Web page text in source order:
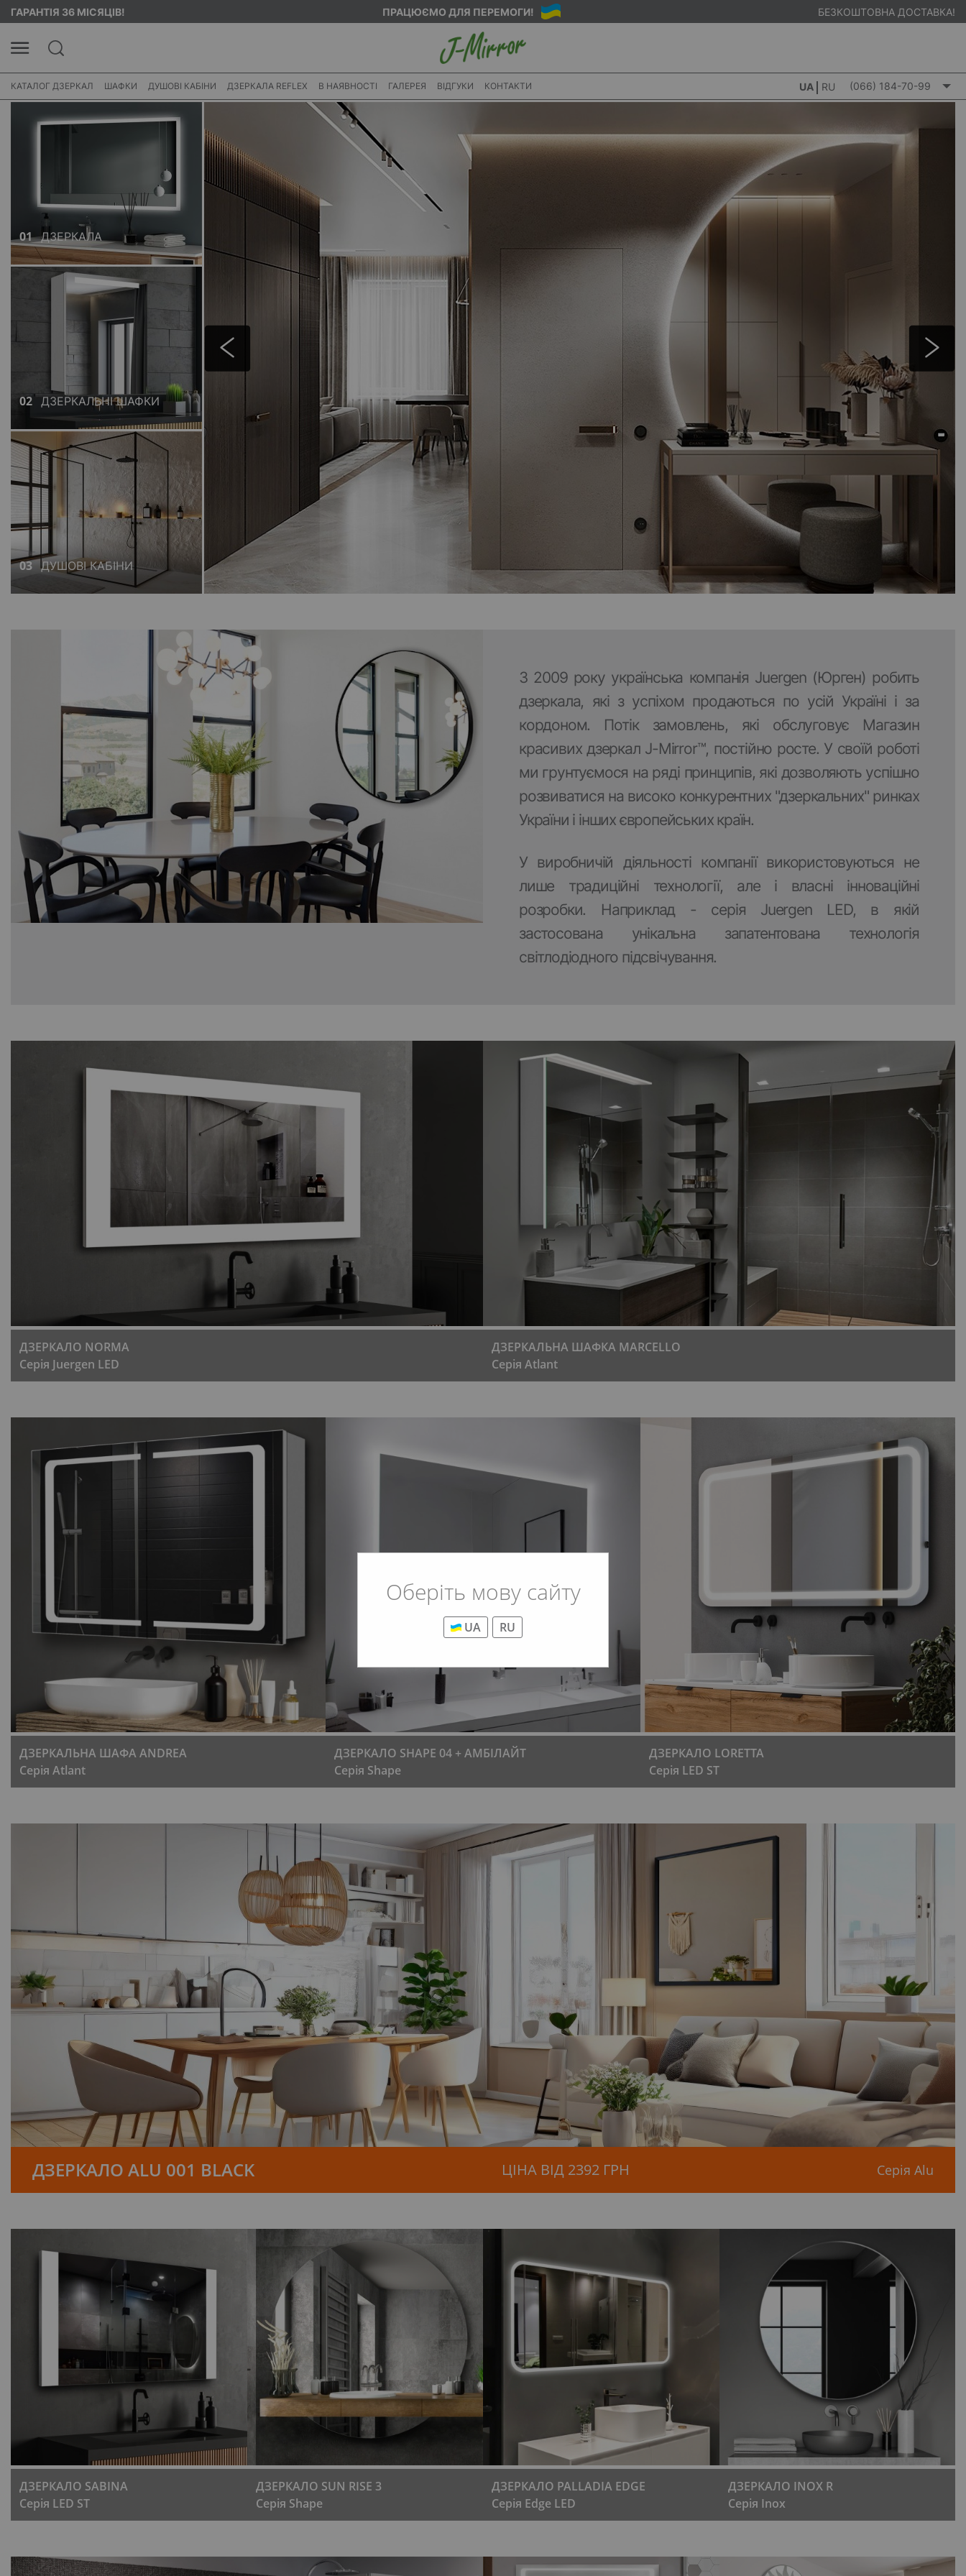
Оберіть мову сайту
UA RU
ГАРАНТІЯ 36 МІСЯЦІВ! ПРАЦЮЄМО ДЛЯ ПЕРЕМОГИ! БЕЗКОШТОВНА ДОСТАВКА!
КАТАЛОГ ДЗЕРКАЛ ШАФКИ ДУШОВІ КАБІНИ ДЗЕРКАЛА REFLEX В НАЯВНОСТІ ГАЛЕРЕЯ ВІДГУКИ КОНТАКТИ UA RU (066) 184-70-99
01 ДЗЕРКАЛА
02 ДЗЕРКАЛЬНІ ШАФКИ
03 ДУШОВІ КАБІНИ
З 2009 року українська компанія Juergen (Юрген) робить
дзеркала, які з успіхом продаються по усій Україні і за
кордоном. Потік замовлень, які обслуговує Магазин
красивих дзеркал J-Mirror™, постійно росте. У своїй роботі
ми грунтуємося на ряді принципів, які дозволяють успішно
розвиватися на високо конкурентних "дзеркальних" ринках
України і інших європейських країн.
У виробничій діяльності компанії використовуються не
лише традиційні технології, але і власні інноваційні
розробки. Наприклад - серія Juergen LED, в якій
застосована унікальна запатентована технологія
світлодіодного підсвічування.
ДЗЕРКАЛО NORMA
Серія Juergen LED
ДЗЕРКАЛЬНА ШАФКА MARCELLO
Серія Atlant
ДЗЕРКАЛЬНА ШАФА ANDREA
Серія Atlant
ДЗЕРКАЛО SHAPE 04 + АМБІЛАЙТ
Серія Shape
ДЗЕРКАЛО LORETTA
Серія LED ST
ДЗЕРКАЛО ALU 001 BLACK ЦІНА ВІД 2392 ГРН Серія Alu
ДЗЕРКАЛО SABINA
Серія LED ST
ДЗЕРКАЛО SUN RISE 3
Серія Shape
ДЗЕРКАЛО PALLADIA EDGE
Серія Edge LED
ДЗЕРКАЛО INOX R
Серія Inox